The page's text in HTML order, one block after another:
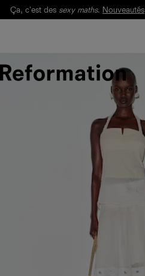
Ça, c'est des sexy maths. Nouveautés